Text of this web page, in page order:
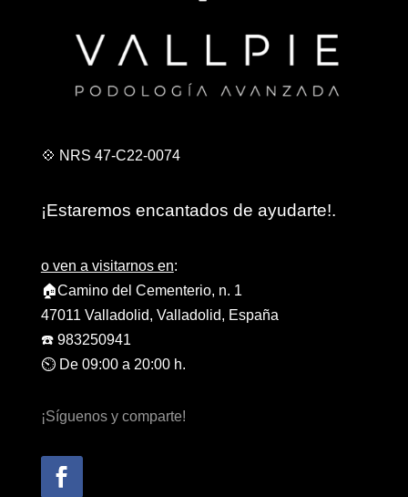
💠 NRS 47-C22-0074
¡Estaremos encantados de ayudarte!.
o ven a visitarnos en:
🏠Camino del Cementerio, n. 1
47011 Valladolid, Valladolid, España
☎️ 983250941
⏲️ De 09:00 a 20:00 h.
¡Síguenos y comparte!